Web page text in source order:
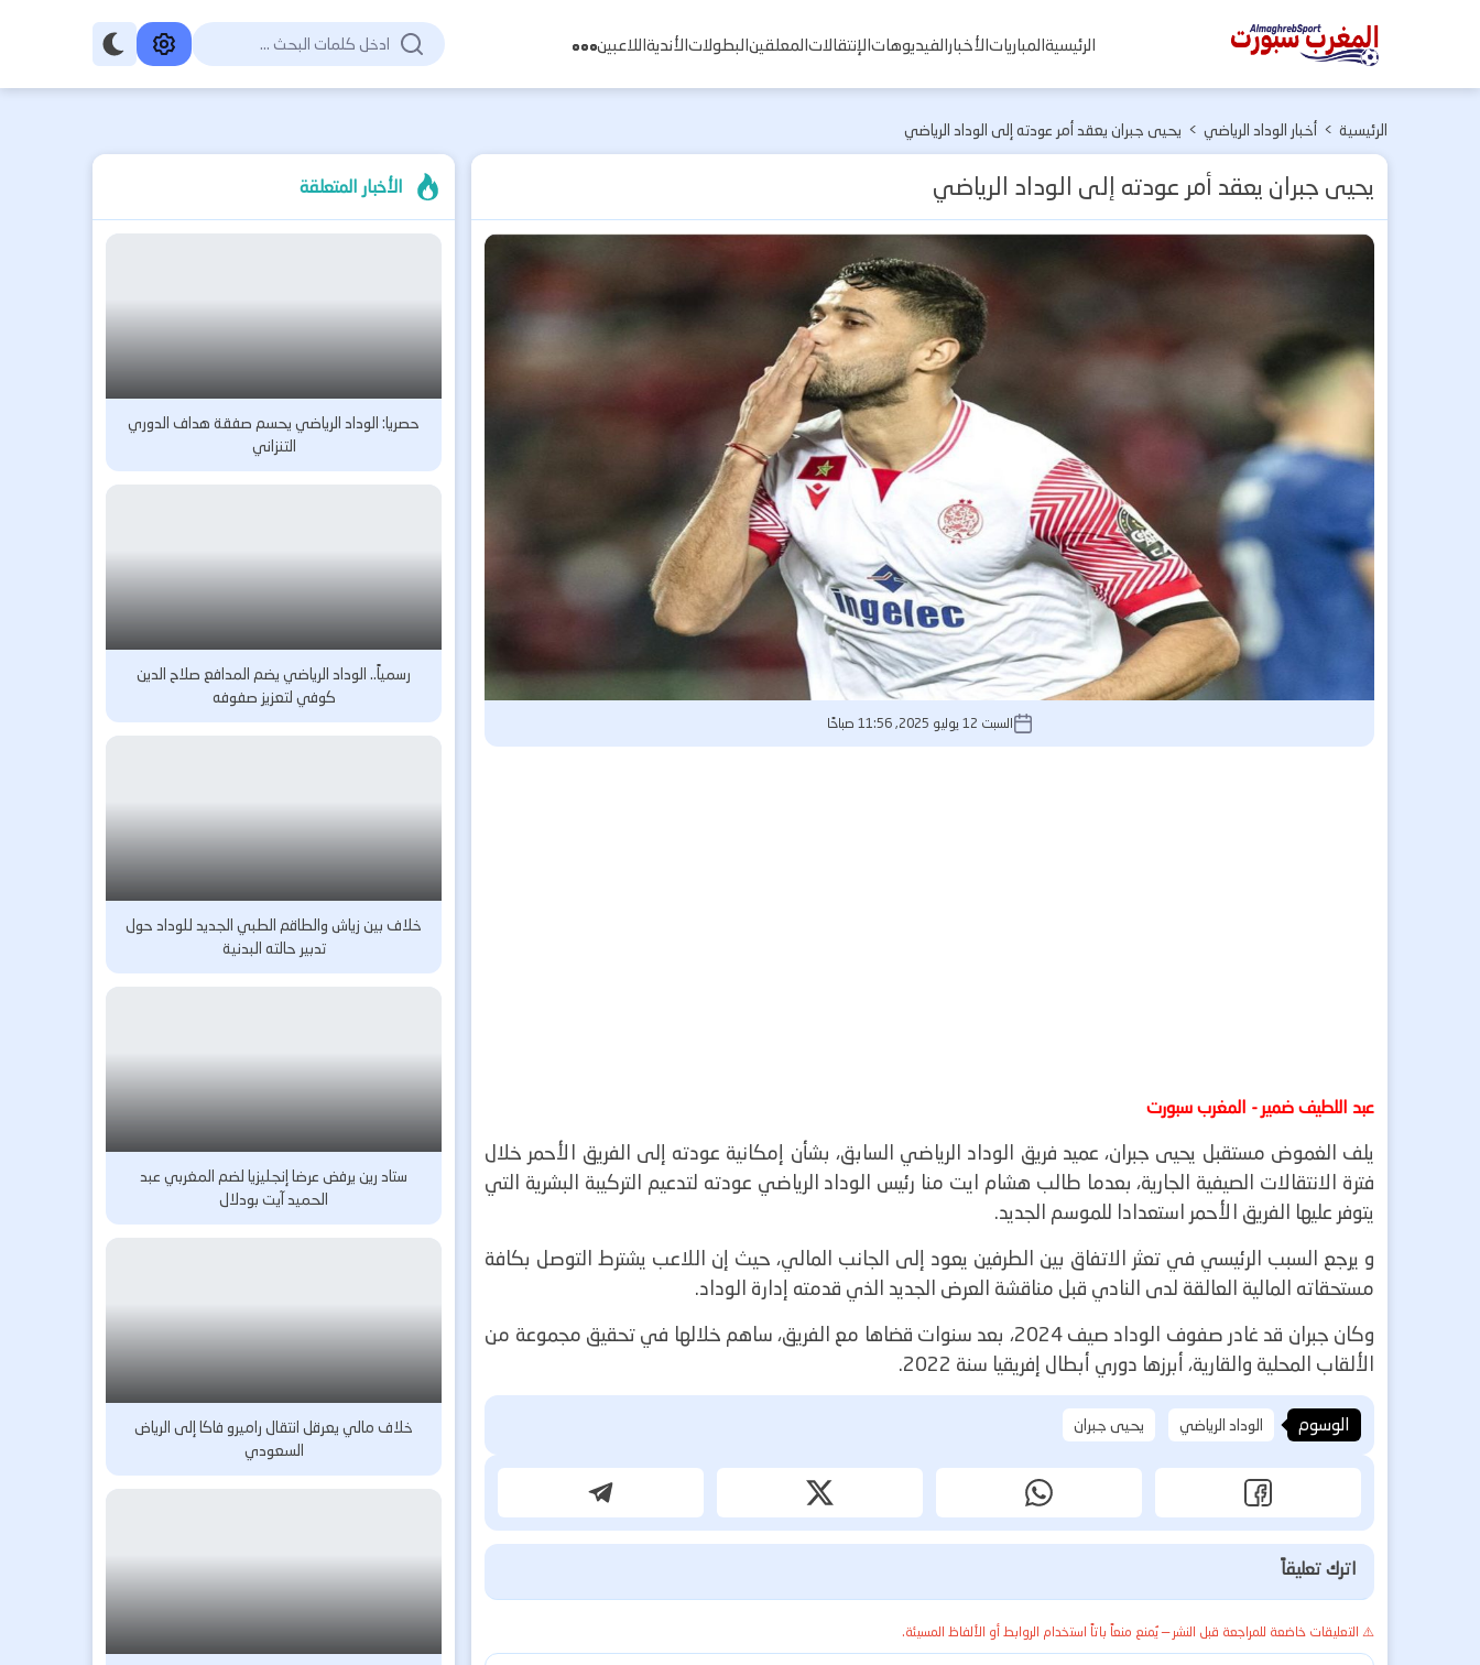
المغرب
الرئيسيةالمبارياتالأخبارالفيديوهاتالإنتقالاتالمعلقينالبطولاتالأنديةاللاعبين
الرئيسية > أخبار الوداد الرياضي > يحيى جبران يعقد أمر عودته إلى الوداد الرياضي
يحيى جبران يعقد أمر عودته إلى الوداد الرياضي
السبت 12 يوليو 2025, 11:56 صباحًا
عبد اللطيف ضمير - المغرب سبورت
يلف الغموض مستقبل يحيى جبران، عميد فريق الوداد الرياضي السابق، بشأن إمكانية عودته إلى الفريق الأحمر خلال
فترة الانتقالات الصيفية الجارية، بعدما طالب هشام ايت منا رئيس الوداد الرياضي عودته لتدعيم التركيبة البشرية التي
يتوفر عليها الفريق الأحمر استعدادا للموسم الجديد.
و يرجع السبب الرئيسي في تعثر الاتفاق بين الطرفين يعود إلى الجانب المالي، حيث إن اللاعب يشترط التوصل بكافة
مستحقاته المالية العالقة لدى النادي قبل مناقشة العرض الجديد الذي قدمته إدارة الوداد.
وكان جبران قد غادر صفوف الوداد صيف 2024، بعد سنوات قضاها مع الفريق، ساهم خلالها في تحقيق مجموعة من
الألقاب المحلية والقارية، أبرزها دوري أبطال إفريقيا سنة 2022.
الوسوم الوداد الرياضي يحيى جبران
اترك تعليقاً
⚠️ التعليقات خاضعة للمراجعة قبل النشر — يُمنع منعاً باتاً استخدام الروابط أو الألفاظ المسيئة.
الأخبار المتعلقة
حصريا: الوداد الرياضي يحسم صفقة هداف الدوري
التنزاني
رسمياً.. الوداد الرياضي يضم المدافع صلاح الدين
كوفي لتعزيز صفوفه
خلاف بين زياش والطاقم الطبي الجديد للوداد حول
تدبير حالته البدنية
ستاد رين يرفض عرضا إنجليزيا لضم المغربي عبد
الحميد آيت بودلال
خلاف مالي يعرقل انتقال راميرو فاكا إلى الرياض
السعودي